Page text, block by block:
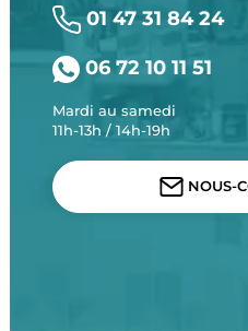
01 47 31 84 24
06 72 10 11 51
Mardi au samedi
11h-13h / 14h-19h
NOUS-